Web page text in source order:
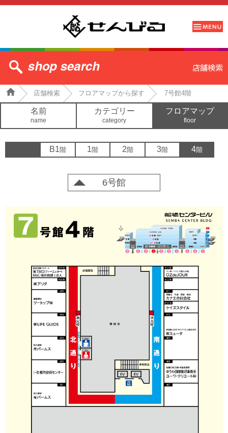
店舗検索 フロアマップから探す 7号館4階
名前
name
カテゴリー
category
フロアマップ
floor
B1階 1階 2階 3階 4階
6号館